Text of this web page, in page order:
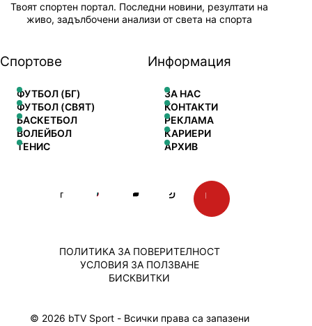
Твоят спортен портал. Последни новини, резултати на
живо, задълбочени анализи от света на спорта
Спортове
ФУТБОЛ (БГ)
ФУТБОЛ (СВЯТ)
БАСКЕТБОЛ
ВОЛЕЙБОЛ
ТЕНИС
Информация
ЗА НАС
КОНТАКТИ
РЕКЛАМА
КАРИЕРИ
АРХИВ
© 2026 bTV Sport - Всички права са запазени
ПОЛИТИКА ЗА ПОВЕРИТЕЛНОСТ
УСЛОВИЯ ЗА ПОЛЗВАНЕ
БИСКВИТКИ